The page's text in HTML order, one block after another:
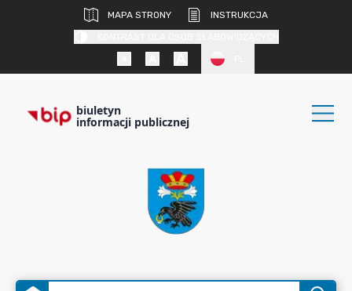
MAPA STRONY
INSTRUKCJA
biuletyn
informacji publicznej